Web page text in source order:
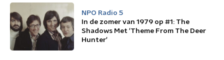
NPO Radio 5
In de zomer van 1979 op #1: The
Shadows Met 'Theme From The Deer
Hunter'